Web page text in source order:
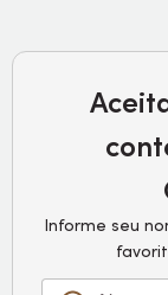
Informe seu